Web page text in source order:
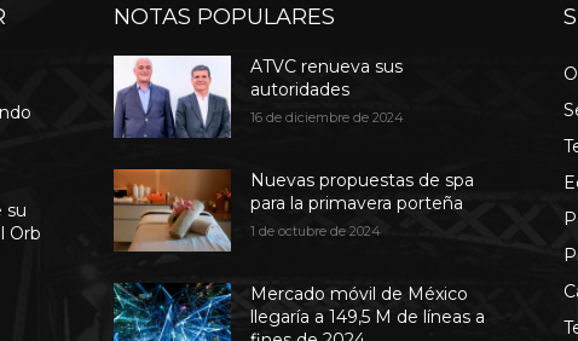
su
Orb
NOTAS POPULARES
ATVC renueva sus
autoridades
16 de diciembre de 2024
Nuevas propuestas de spa
para la primavera porteña
1 de octubre de 2024
Mercado móvil de México
llegaría a 149,5 M de líneas a